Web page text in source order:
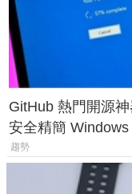
GitHub 熱門開源
安全精簡
後台追蹤
趨勢